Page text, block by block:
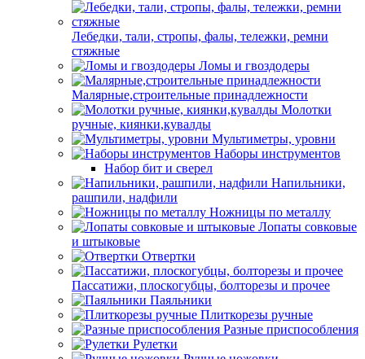
Лебедки, тали, стропы, фалы, тележки, ремни
стяжные
Ломы и гвоздодеры
Малярные,строительные принадлежности
Молотки
ручные, киянки,кувалды
Мультиметры, уровни
Наборы инструментов
Набор бит и сверел
Напильники,
рашпили, надфили
Ножницы по металлу
Лопаты совковые
и штыковые
Отвертки
Пассатижи, плоскогубцы, болторезы и прочее
Паяльники
Плиткорезы ручные
Разные приспособления
Рулетки